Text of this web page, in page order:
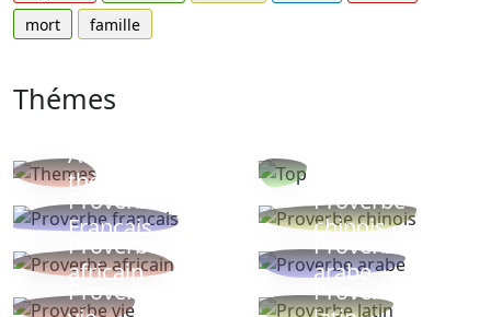
mort
famille
Thémes
Autres
thèmes
Proverbe
Français
Proverbe
chinois
Proverbe
africain
Proverbe
arabe
Proverbe
Proverbe